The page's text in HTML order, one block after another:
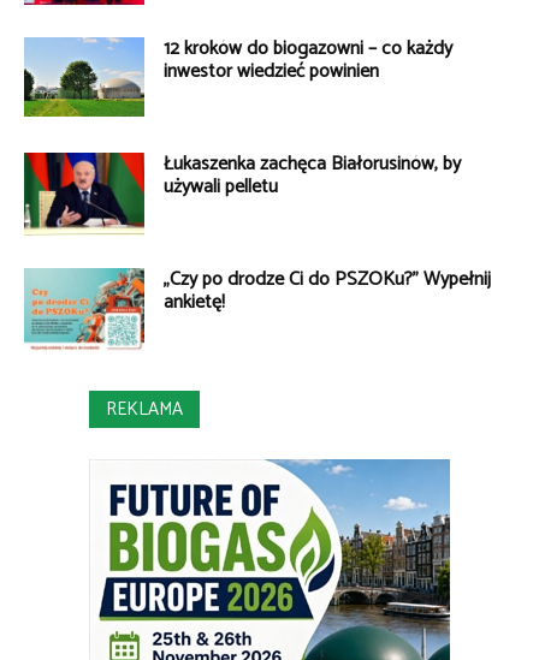
12 kroków do biogazowni – co każdy
inwestor wiedzieć powinien
Łukaszenka zachęca Białorusinów, by
używali pelletu
„Czy po drodze Ci do PSZOKu?” Wypełnij
ankietę!
REKLAMA